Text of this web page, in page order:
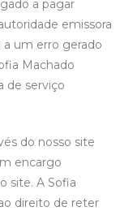
a pagar
emissora
a um erro gerado
Machado
de serviço
do nosso site
encargo
site. A Sofia
direito de reter